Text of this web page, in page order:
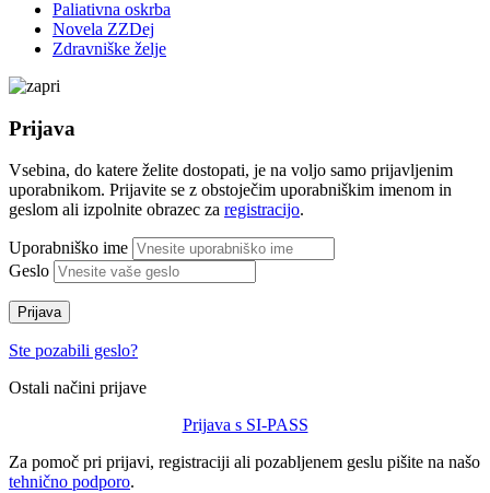
Paliativna oskrba
Novela ZZDej
Zdravniške želje
Prijava
Vsebina, do katere želite dostopati, je na voljo samo prijavljenim
uporabnikom. Prijavite se z obstoječim uporabniškim imenom in
geslom ali izpolnite obrazec za registracijo.
Uporabniško ime
Geslo
Prijava
Ste pozabili geslo?
Ostali načini prijave
Prijava s SI-PASS
Za pomoč pri prijavi, registraciji ali pozabljenem geslu pišite na našo
tehnično podporo.